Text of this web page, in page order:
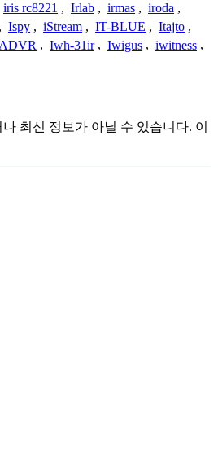
iris rc8221 , Irlab , irmas , iroda ,
, Ispy , iStream , IT-BLUE , Itajto ,
, Iwh-31ir , Iwigus , iwitness ,
최신 정보가 아닐 수 있습니다. 이